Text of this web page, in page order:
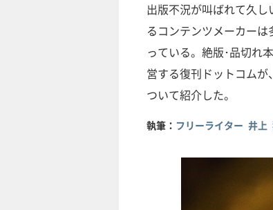
出版不況が叫ばれて久
るコンテンツメーカー
っている。絶版･品切れ
営する復刊ドットコム
ついて紹介した。
執筆： フリーライター 井上